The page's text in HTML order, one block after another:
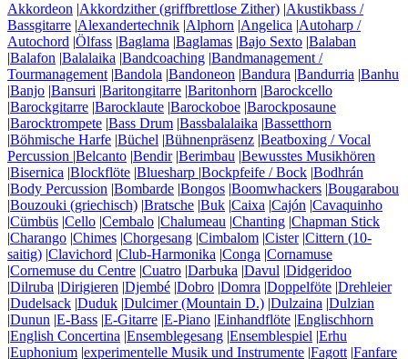
Akkordeon |Akkordzither (griffbrettlose Zither) |Akustikbass /
Bassgitarre |Alexandertechnik |Alphorn |Angelica |Autoharp /
Autochord |Ölfass |Baglama |Baglamas |Bajo Sexto |Balaban
|Balafon |Balalaika |Bandcoaching |Bandmanagement /
Tourmanagement|Bandola |Bandoneon |Bandura |Bandurria |Banhu
|Banjo |Bansuri |Baritongitarre |Baritonhorn |Barockcello
|Barockgitarre |Barocklaute |Barockoboe |Barockposaune
|Barocktrompete |Bass Drum |Bassbalalaika |Bassetthorn
|Böhmische Harfe |Büchel |Bühnenpräsenz |Beatboxing / Vocal
Percussion |Belcanto |Bendir|Berimbau |Bewusstes Musikhören
|Bisernica |Blockflöte |Bluesharp |Bockpfeife / Bock |Bodhrán
|Body Percussion |Bombarde |Bongos |Boomwhackers |Bougarabou
|Bouzouki (griechisch) |Bratsche |Buk |Caixa |Cajón |Cavaquinho
|Cümbüs |Cello |Cembalo |Chalumeau |Chanting |Chapman Stick
|Charango |Chimes |Chorgesang |Cimbalom |Cister|Cittern (10-
saitig) |Clavichord |Club-Harmonika |Conga |Cornamuse
|Cornemuse du Centre |Cuatro |Darbuka |Davul |Didgeridoo
|Dilruba |Dirigieren |Djembé |Dobro |Domra |Doppelföte |Drehleier
|Dudelsack |Duduk |Dulcimer (Mountain D.) |Dulzaina |Dulzian
|Dunun |E-Bass |E-Gitarre |E-Piano |Einhandflöte |Englischhorn
|English Concertina |Ensemblegesang |Ensemblespiel |Erhu
|Euphonium |experimentelle Musik und Instrumente |Fagott|Fanfare